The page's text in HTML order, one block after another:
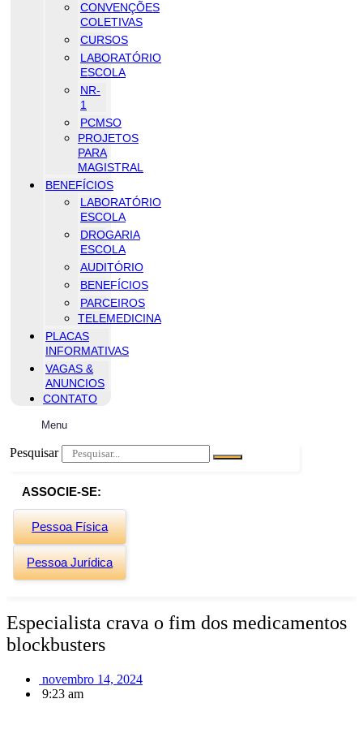
CONVENÇÕES
COLETIVAS
CURSOS
LABORATÓRIO
ESCOLA
NR-
1
PCMSO
PROJETOS
PARA
MAGISTRAL
BENEFÍCIOS
LABORATÓRIO
ESCOLA
DROGARIA
ESCOLA
AUDITÓRIO
BENEFÍCIOS
PARCEIROS
TELEMEDICINA
PLACAS
INFORMATIVAS
VAGAS &
ANUNCIOS
CONTATO
Menu
Pesquisar
ASSOCIE-SE:
Pessoa Física
Pessoa Jurídica
Especialista crava o fim dos medicamentos
blockbusters
novembro 14, 2024
9:23 am